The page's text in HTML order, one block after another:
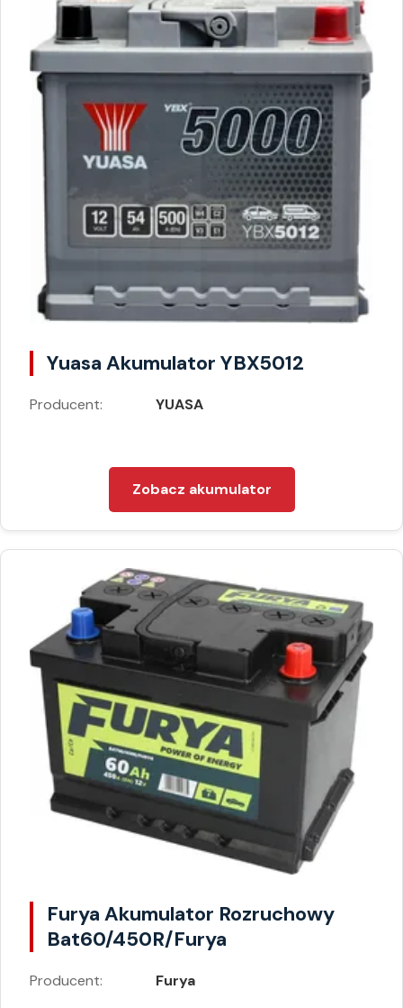
Yuasa Akumulator YBX5012
Producent: YUASA
Zobacz akumulator
Furya Akumulator Rozruchowy
Bat60/450R/Furya
Producent: Furya